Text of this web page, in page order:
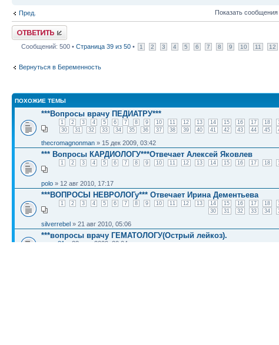
Пред. Показать сообщения
Ответить
Сообщений: 500 • Страница 39 из 50 • 1 2 3 4 5 6 7 8 9 10 11 12
Вернуться в Беременность
ПОХОЖИЕ ТЕМЫ
***Вопросы врачу ПЕДИАТРУ***
1 2 3 4 5 6 7 8 9 10 11 12 13 14 15 16 17 18
30
31 32 33 34 35 36 37 38 39 40 41 42 43 44 45
thecromagnonman » 15 дек 2009, 03:42
*** Вопросы КАРДИОЛОГУ***Отвечает Алексей Яковлев
1 2 3 4 5 6 7 8 9 10 11 12 13 14 15 16 17 18
polo » 12 авг 2010, 17:17
***ВОПРОСЫ НЕВРОЛОГу*** Отвечает Ирина Дементьева
1 2 3 4 5 6 7 8 9 10 11 12 13 14 15 16 17 18
30
31 32 33 34
silverrebel » 21 авг 2010, 05:06
***вопросы врачу ГЕМАТОЛОГУ(Острый лейкоз).
yurec21 » 23 июн 2009, 20:04